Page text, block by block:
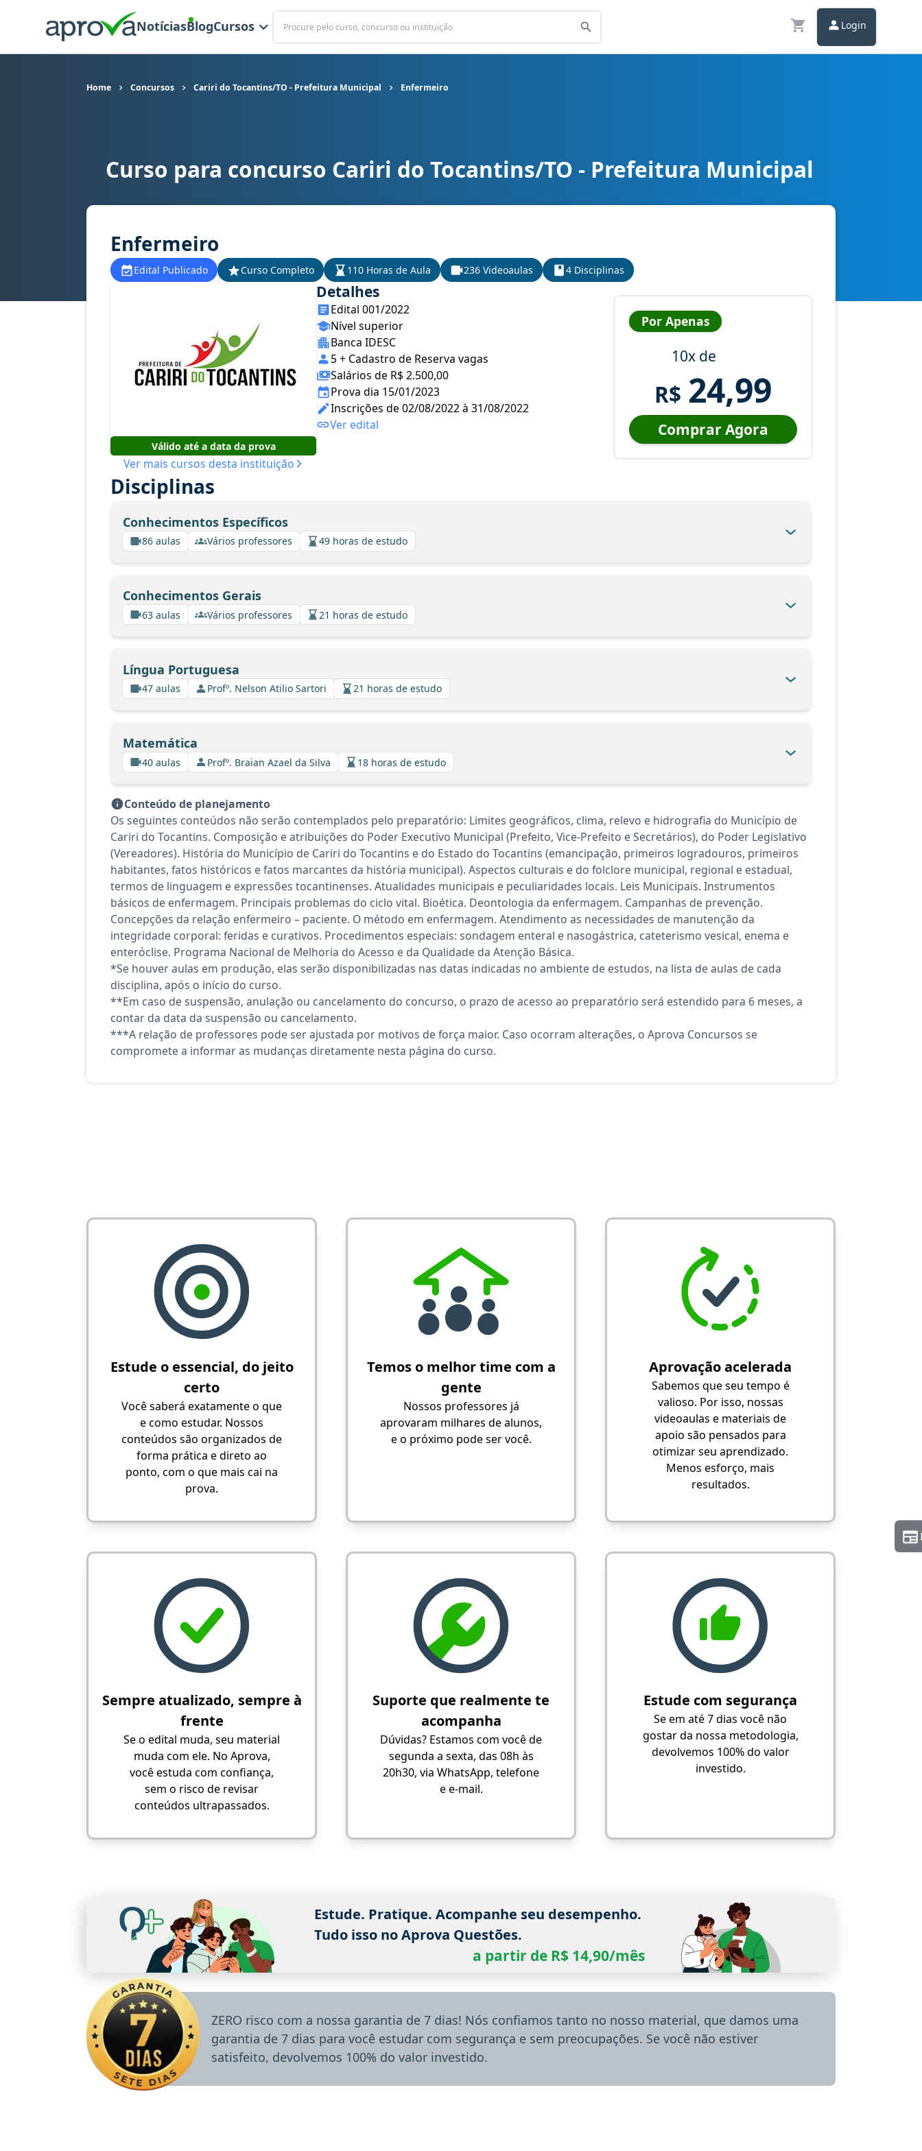
NotíciasBlogCursos
Buscar
Login
Home Concursos Cariri do Tocantins/TO - Prefeitura Municipal Enfermeiro
Curso para concurso Cariri do Tocantins/TO - Prefeitura Municipal cargo Enfermeiro
Curso para concurso Cariri do Tocantins/TO - Prefeitura Municipal
Enfermeiro
Edital Publicado Curso Completo 110 Horas de Aula 236 Videoaulas 4 Disciplinas
Válido até a data da prova
Ver mais cursos desta instituição
Detalhes
Edital 001/2022
Nível superior
Banca IDESC
5 + Cadastro de Reserva vagas
Salários de R$ 2.500,00
Prova dia 15/01/2023
Inscrições de 02/08/2022 à 31/08/2022
Ver edital
Por Apenas
10x de
R$ 24,99
Comprar Agora
Disciplinas
Conhecimentos Específicos
86 aulas Vários professores 49 horas de estudo
Conhecimentos Gerais
63 aulas Vários professores 21 horas de estudo
Língua Portuguesa
47 aulas Profº. Nelson Atilio Sartori 21 horas de estudo
Matemática
40 aulas Profº. Braian Azael da Silva 18 horas de estudo
Conteúdo de planejamento
Os seguintes conteúdos não serão contemplados pelo preparatório: Limites geográficos, clima, relevo e hidrografia do Município de
Cariri do Tocantins. Composição e atribuições do Poder Executivo Municipal (Prefeito, Vice-Prefeito e Secretários), do Poder Legislativo
(Vereadores). História do Município de Cariri do Tocantins e do Estado do Tocantins (emancipação, primeiros logradouros, primeiros
habitantes, fatos históricos e fatos marcantes da história municipal). Aspectos culturais e do folclore municipal, regional e estadual,
termos de linguagem e expressões tocantinenses. Atualidades municipais e peculiaridades locais. Leis Municipais. Instrumentos
básicos de enfermagem. Principais problemas do ciclo vital. Bioética. Deontologia da enfermagem. Campanhas de prevenção.
Concepções da relação enfermeiro – paciente. O método em enfermagem. Atendimento as necessidades de manutenção da
integridade corporal: feridas e curativos. Procedimentos especiais: sondagem enteral e nasogástrica, cateterismo vesical, enema e
enteróclise. Programa Nacional de Melhoria do Acesso e da Qualidade da Atenção Básica.
*Se houver aulas em produção, elas serão disponibilizadas nas datas indicadas no ambiente de estudos, na lista de aulas de cada
disciplina, após o início do curso.
**Em caso de suspensão, anulação ou cancelamento do concurso, o prazo de acesso ao preparatório será estendido para 6 meses, a
contar da data da suspensão ou cancelamento.
***A relação de professores pode ser ajustada por motivos de força maior. Caso ocorram alterações, o Aprova Concursos se
compromete a informar as mudanças diretamente nesta página do curso.
Estude o essencial, do jeito
certo
Você saberá exatamente o que
e como estudar. Nossos
conteúdos são organizados de
forma prática e direto ao
ponto, com o que mais cai na
prova.
Temos o melhor time com a
gente
Nossos professores já
aprovaram milhares de alunos,
e o próximo pode ser você.
Aprovação acelerada
Sabemos que seu tempo é
valioso. Por isso, nossas
videoaulas e materiais de
apoio são pensados para
otimizar seu aprendizado.
Menos esforço, mais
resultados.
Sempre atualizado, sempre à
frente
Se o edital muda, seu material
muda com ele. No Aprova,
você estuda com confiança,
sem o risco de revisar
conteúdos ultrapassados.
Suporte que realmente te
acompanha
Dúvidas? Estamos com você de
segunda a sexta, das 08h às
20h30, via WhatsApp, telefone
e e-mail.
Estude com segurança
Se em até 7 dias você não
gostar da nossa metodologia,
devolvemos 100% do valor
investido.
Estude. Pratique. Acompanhe seu desempenho.
Tudo isso no Aprova Questões.
a partir de R$ 14,90/mês
ZERO risco com a nossa garantia de 7 dias! Nós confiamos tanto no nosso material, que damos uma
garantia de 7 dias para você estudar com segurança e sem preocupações. Se você não estiver
satisfeito, devolvemos 100% do valor investido.